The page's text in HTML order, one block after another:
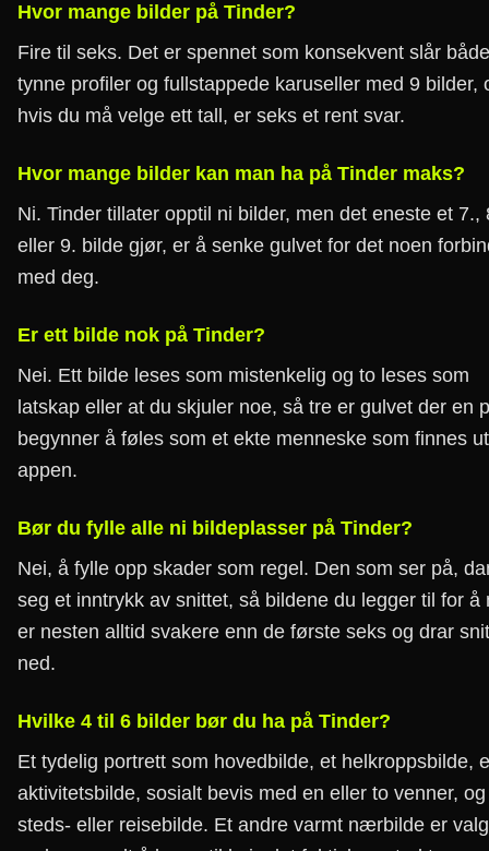
Hvor mange bilder på Tinder?
Fire til seks. Det er spennet som konsekvent slår både
tynne profiler og fullstappede karuseller med 9 bilder,
hvis du må velge ett tall, er seks et rent svar.
Hvor mange bilder kan man ha på Tinder maks?
Ni. Tinder tillater opptil ni bilder, men det eneste et 7.,
eller 9. bilde gjør, er å senke gulvet for det noen
med deg.
Er ett bilde nok på Tinder?
Nei. Ett bilde leses som mistenkelig og to leses som
latskap eller at du skjuler noe, så tre er gulvet der en
begynner å føles som et ekte menneske som finnes
appen.
Bør du fylle alle ni bildeplasser på Tinder?
Nei, å fylle opp skader som regel. Den som ser på,
seg et inntrykk av snittet, så bildene du legger til for å
er nesten alltid svakere enn de første seks og drar
ned.
Hvilke 4 til 6 bilder bør du ha på Tinder?
Et tydelig portrett som hovedbilde, et helkroppsbilde,
aktivitetsbilde, sosialt bevis med en eller to venner,
steds- eller reisebilde. Et andre varmt nærbilde er